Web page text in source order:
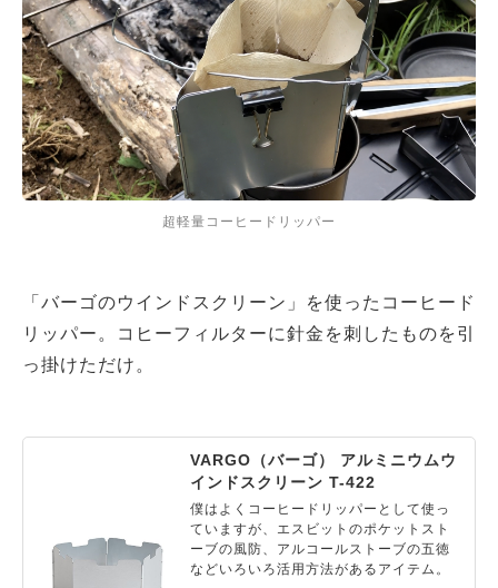
超軽量コーヒードリッパー
「バーゴのウインドスクリーン」を使ったコーヒード
リッパー。コヒーフィルターに針金を刺したものを引
っ掛けただけ。
VARGO（バーゴ） アルミニウムウ
インドスクリーン T-422
僕はよくコーヒードリッパーとして使っ
ていますが、エスビットのポケットスト
ーブの風防、アルコールストーブの五徳
などいろいろ活用方法があるアイテム。